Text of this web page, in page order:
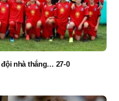
nhà thắng… 27-0